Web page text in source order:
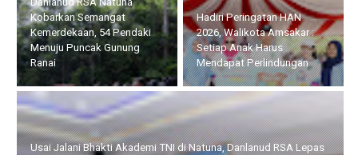
Hadiri Peringatan HAN
2026, Walikota Amsakar :
Setiap Anak Harus
Mendapat Perlindungan
Usai Jalani Bhakti Akademi
TNI di Natuna, Danlanud
RSA Lepas Taruna Akademi
TNI
HUT ke-14 IWO, Bupati Iskandarsyah : Pers Profesional Harus